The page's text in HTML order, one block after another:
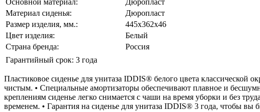
Материал сиденья:
Дюропласт
Размер изделия, мм.:
445х362х46
Цвет изделия:
Белый
Страна бренда:
Россия
Гарантийный срок: 3 года
Пластиковое сиденье для унитаза IDDIS® белого цвета классической
чистым. • Специальные амортизаторы обеспечивают плавное и
креплениям сиденье легко снимается с чаши на время уборки и без
временем. • Гарантия на сиденье для унитаза IDDIS® 3 года, чтобы